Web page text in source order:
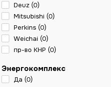
Deuz (0)
Mitsubishi (0)
Perkins (0)
Weichai (0)
пр-во КНР (0)
Энергокомплекс
Да (0)